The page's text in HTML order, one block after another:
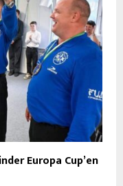
Europa Cup’en